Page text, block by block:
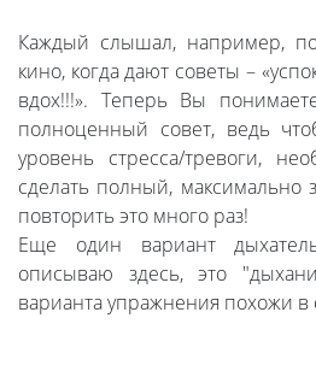
Каждый слышал, например,
кино, когда дают советы –
вдох!!!». Теперь Вы
полноценный совет, ведь
уровень стресса/тревоги,
сделать полный,
повторить это много раз!
Еще один вариант
описываю здесь, это
варианта упражнения похожи